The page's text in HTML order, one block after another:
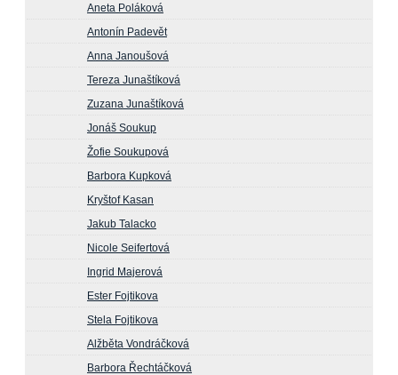
Aneta Poláková
Antonín Padevět
Anna Janoušová
Tereza Junaštíková
Zuzana Junaštíková
Jonáš Soukup
Žofie Soukupová
Barbora Kupková
Kryštof Kasan
Jakub Talacko
Nicole Seifertová
Ingrid Majerová
Ester Fojtikova
Stela Fojtikova
Alžběta Vondráčková
Barbora Řechtáčková